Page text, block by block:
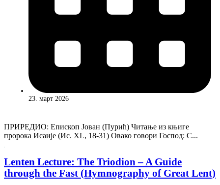
23. март 2026
ПРИРЕДИО: Епископ Јован (Пурић) Читање из књиге
пророка Исаије (Ис. XL, 18-31) Овако говори Господ: С...
Lenten Lecture: The Triodion – A Guide
through the Fast (Hymnography of Great Lent)